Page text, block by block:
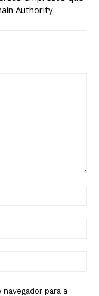
Authority.
para a